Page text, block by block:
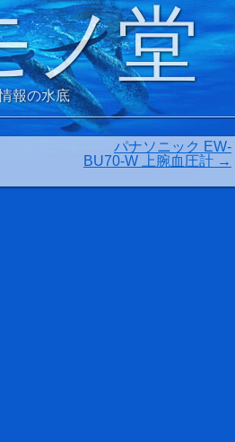
ノ堂
報の水底
パナソニック EW-
BU70-W 上腕血圧計 →